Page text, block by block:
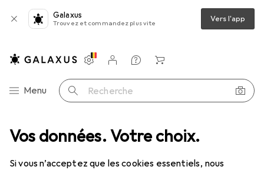
Vos données. Votre choix.
Si vous n’acceptez que les cookies essentiels, nous
Galaxus
Trouvez et commandez plus vite Vers l'app
Navigation par catégorie
Menu Recherche
Paramètres
Compte client
Listes de comparaison
Listes d'envies
Panier